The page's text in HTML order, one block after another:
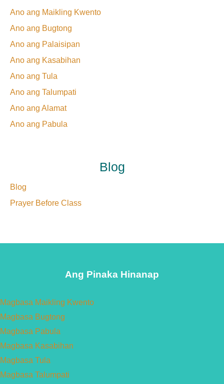
Ano ang Maikling Kwento
Ano ang Bugtong
Ano ang Palaisipan
Ano ang Kasabihan
Ano ang Tula
Ano ang Talumpati
Ano ang Alamat
Ano ang Pabula
Blog
Blog
Prayer Before Class
Ang Pinaka Hinanap
Magbasa Maikling Kwento
Magbasa Bugtong
Magbasa Pabula
Magbasa Kasabihan
Magbasa Tula
Magbasa Talumpati